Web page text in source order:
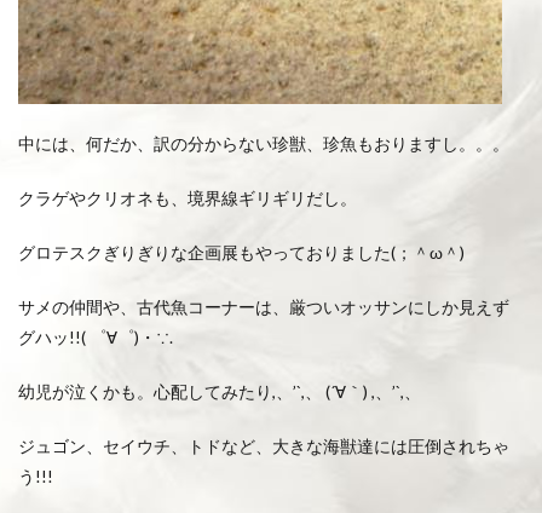
中には、何だか、訳の分からない珍獣、珍魚もおりますし。。。
クラゲやクリオネも、境界線ギリギリだし。
グロテスクぎりぎりな企画展もやっておりました(；＾ω＾)
サメの仲間や、古代魚コーナーは、厳ついオッサンにしか見えず
グハッ!!( ゜∀゜)・∵.
幼児が泣くかも。心配してみたり,、’`,、 (´∀｀) ,、’`,、
ジュゴン、セイウチ、トドなど、大きな海獣達には圧倒されちゃ
う!!!